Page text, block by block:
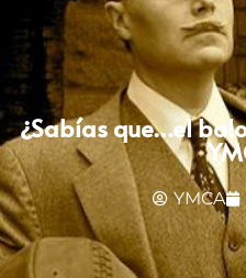
¿Sabías que…el
YMCA